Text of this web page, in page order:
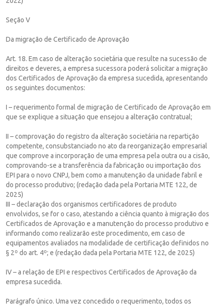
Seção V
Da migração de Certificado de Aprovação
Art. 18. Em caso de alteração societária que resulte na sucessão de
direitos e deveres, a empresa sucessora poderá solicitar a migração
dos Certificados de Aprovação da empresa sucedida, apresentando
os seguintes documentos:
I – requerimento formal de migração de Certificado de Aprovação em
que se explique a situação que ensejou a alteração contratual;
II – comprovação do registro da alteração societária na repartição
competente, consubstanciado no ato da reorganização empresarial
que comprove a incorporação de uma empresa pela outra ou a cisão,
comprovando-se a transferência da fabricação ou importação dos
EPI para o novo CNPJ, bem como a manutenção da unidade fabril e
do processo produtivo; (redação dada pela Portaria MTE 122, de
2025)
III – declaração dos organismos certificadores de produto
envolvidos, se for o caso, atestando a ciência quanto à migração dos
Certificados de Aprovação e a manutenção do processo produtivo e
informando como realizarão este procedimento, em caso de
equipamentos avaliados na modalidade de certificação definidos no
§ 2º do art. 4º; e (redação dada pela Portaria MTE 122, de 2025)
IV – a relação de EPI e respectivos Certificados de Aprovação da
empresa sucedida.
Parágrafo único. Uma vez concedido o requerimento, todos os